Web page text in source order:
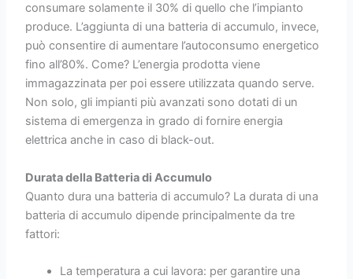
consumare solamente il 30% di quello che l’impianto
produce. L’aggiunta di una batteria di accumulo, invece,
può consentire di aumentare l’autoconsumo energetico
fino all’80%. Come? L’energia prodotta viene
immagazzinata per poi essere utilizzata quando serve.
Non solo, gli impianti più avanzati sono dotati di un
sistema di emergenza in grado di fornire energia
elettrica anche in caso di black-out.
Durata della Batteria di Accumulo
Quanto dura una batteria di accumulo? La durata di una
batteria di accumulo dipende principalmente da tre
fattori:
La temperatura a cui lavora: per garantire una